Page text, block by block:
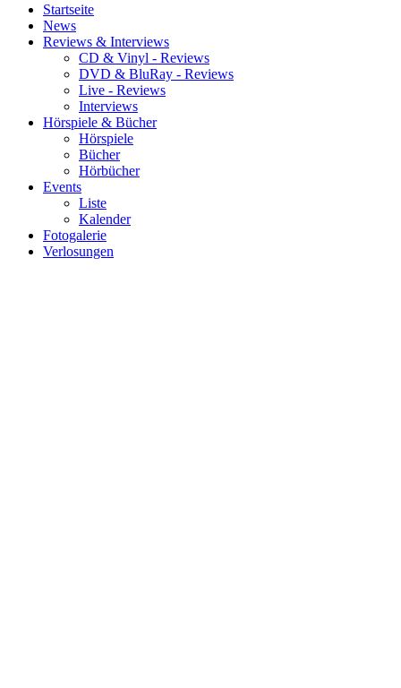
Startseite
News
Reviews & Interviews
CD & Vinyl - Reviews
DVD & BluRay - Reviews
Live - Reviews
Interviews
Hörspiele & Bücher
Hörspiele
Bücher
Hörbücher
Events
Liste
Kalender
Fotogalerie
Verlosungen